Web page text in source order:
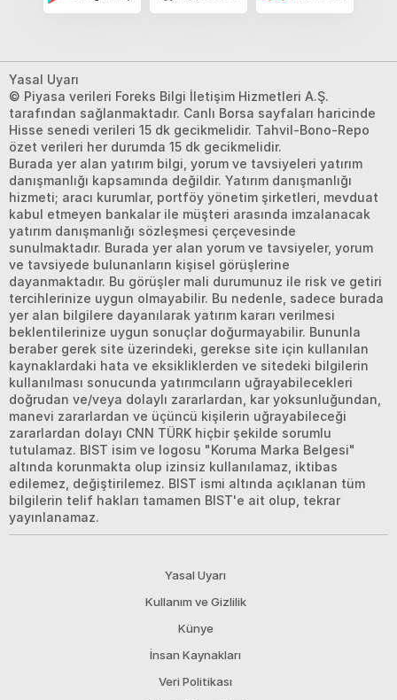
Yasal Uyarı
© Piyasa verileri Foreks Bilgi İletişim Hizmetleri A.Ş.
tarafından sağlanmaktadır. Canlı Borsa sayfaları haricinde
Hisse senedi verileri 15 dk gecikmelidir. Tahvil-Bono-Repo
özet verileri her durumda 15 dk gecikmelidir.
Burada yer alan yatırım bilgi, yorum ve tavsiyeleri yatırım
danışmanlığı kapsamında değildir. Yatırım danışmanlığı
hizmeti; aracı kurumlar, portföy yönetim şirketleri, mevduat
kabul etmeyen bankalar ile müşteri arasında imzalanacak
yatırım danışmanlığı sözleşmesi çerçevesinde
sunulmaktadır. Burada yer alan yorum ve tavsiyeler, yorum
ve tavsiyede bulunanların kişisel görüşlerine
dayanmaktadır. Bu görüşler mali durumunuz ile risk ve getiri
tercihlerinize uygun olmayabilir. Bu nedenle, sadece burada
yer alan bilgilere dayanılarak yatırım kararı verilmesi
beklentilerinize uygun sonuçlar doğurmayabilir. Bununla
beraber gerek site üzerindeki, gerekse site için kullanılan
kaynaklardaki hata ve eksikliklerden ve sitedeki bilgilerin
kullanılması sonucunda yatırımcıların uğrayabilecekleri
doğrudan ve/veya dolaylı zararlardan, kar yoksunluğundan,
manevi zararlardan ve üçüncü kişilerin uğrayabileceği
zararlardan dolayı CNN TÜRK hiçbir şekilde sorumlu
tutulamaz. BIST isim ve logosu "Koruma Marka Belgesi"
altında korunmakta olup izinsiz kullanılamaz, iktibas
edilemez, değiştirilemez. BIST ismi altında açıklanan tüm
bilgilerin telif hakları tamamen BIST'e ait olup, tekrar
yayınlanamaz.
Yasal Uyarı
Kullanım ve Gizlilik
Künye
İnsan Kaynakları
Veri Politikası